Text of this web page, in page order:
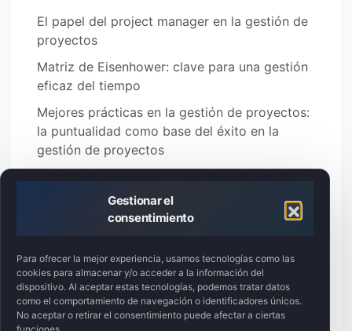
Gestionar el
consentimiento
Para ofrecer la mejor experiencia, usamos tecnologías como las
cookies para almacenar y/o acceder a la información del
dispositivo. Al aceptar estas tecnologías, podemos tratar datos
como el comportamiento de navegación o identificadores únicos.
No aceptar o retirar el consentimiento puede afectar a ciertas
El papel del project manager en la gestión de
proyectos
Matriz de Eisenhower: clave para una gestión
eficaz del tiempo
Mejores prácticas en la gestión de proyectos:
la puntualidad como base del éxito en la
gestión de proyectos
Técnicas de escalado de problemas en
proyectos de ingeniería
Responsabilidad en el proyecto: cómo
gestionar el equipo con eficacia
Creación de equipos de proyecto eficaces